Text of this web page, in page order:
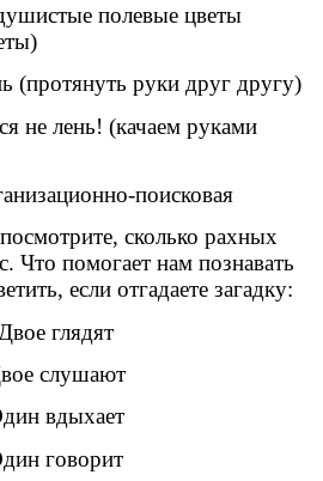
полевые цветы
(протянуть руки друг другу)
не лень! (качаем руками
поисковая
сколько рахных
Что помогает нам познавать
если отгадаете загадку:
Двое глядят
слушают
вдыхает
говорит